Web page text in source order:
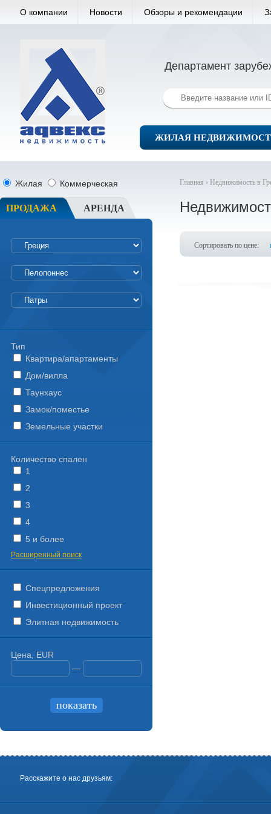
О компании Новости Обзоры и рекомендации
Департамент
ЖИЛАЯ
Главная › Недвижимость в
Сортировать по цене:
Жилая Коммерческая
ПРОДАЖА АРЕНДА
Тип
Квартира/апартаменты
Дом/вилла
Таунхаус
Замок/поместье
Земельные участки
Количество спален
1
2
3
4
5 и более
Расширенный поиск
Спецпредложения
Инвестиционный проект
Элитная недвижимость
Цена, EUR
—
Расскажите о нас друзьям: